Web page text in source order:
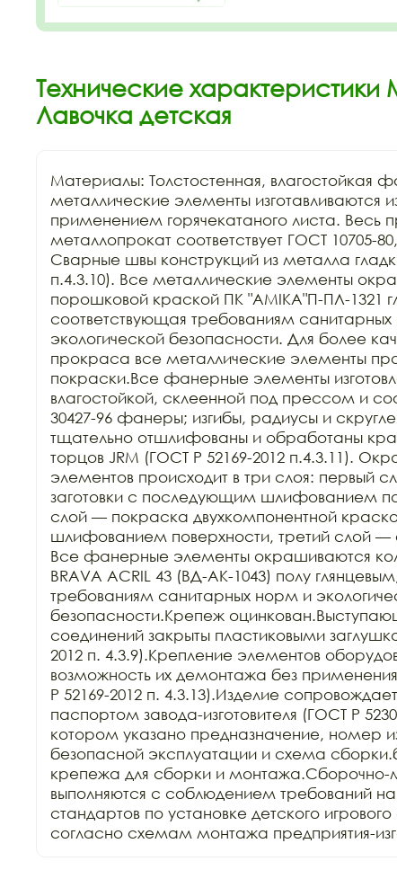
Технические характеристики
Лавочка детская
Материалы: Толстостенная, влагостойкая
металлические элементы изготавливаются
применением горячекатаного листа. Весь
металлопрокат соответствует ГОСТ 10705-
Сварные швы конструкций из металла
п.4.3.10). Все металлические элементы
порошковой краской ПК "АМIKA"П-ПЛ-1321
соответствующая требованиям
экологической безопасности. Для более
прокраса все металлические элементы
покраски.Все фанерные элементы
влагостойкой, склеенной под прессом и
30427-96 фанеры; изгибы, радиусы и
тщательно отшлифованы и обработаны
торцов JRM (ГОСТ Р 52169-2012 п.4.3.11).
элементов происходит в три слоя: первый
заготовки с последующим шлифованием
слой — покраска двухкомпонентной
шлифованием поверхности, третий слой
Все фанерные элементы окрашиваются
BRAVA ACRIL 43 (ВД-АК-1043) полу
требованиям санитарных норм и
безопасности.Крепеж
соединений закрыты пластиковыми
2012 п. 4.3.9).Крепление элементов
возможность их демонтажа без
Р 52169-2012 п. 4.3.13).Изделие
паспортом завода-изготовителя (ГОСТ Р
котором указано предназначение, номер
безопасной эксплуатации и схема
крепежа для сборки и
выполняются с соблюдением требований
стандартов по установке детского
согласно схемам монтажа предприятия-